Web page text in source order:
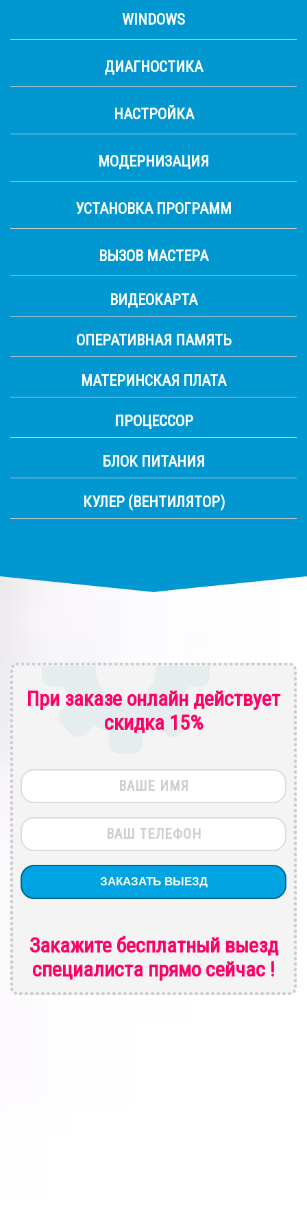
WINDOWS
ДИАГНОСТИКА
НАСТРОЙКА
МОДЕРНИЗАЦИЯ
УСТАНОВКА ПРОГРАММ
ВЫЗОВ МАСТЕРА
ВИДЕОКАРТА
ОПЕРАТИВНАЯ ПАМЯТЬ
МАТЕРИНСКАЯ ПЛАТА
ПРОЦЕССОР
БЛОК ПИТАНИЯ
КУЛЕР (ВЕНТИЛЯТОР)
При заказе онлайн действует
скидка 15%
Закажите бесплатный выезд
специалиста прямо сейчас !